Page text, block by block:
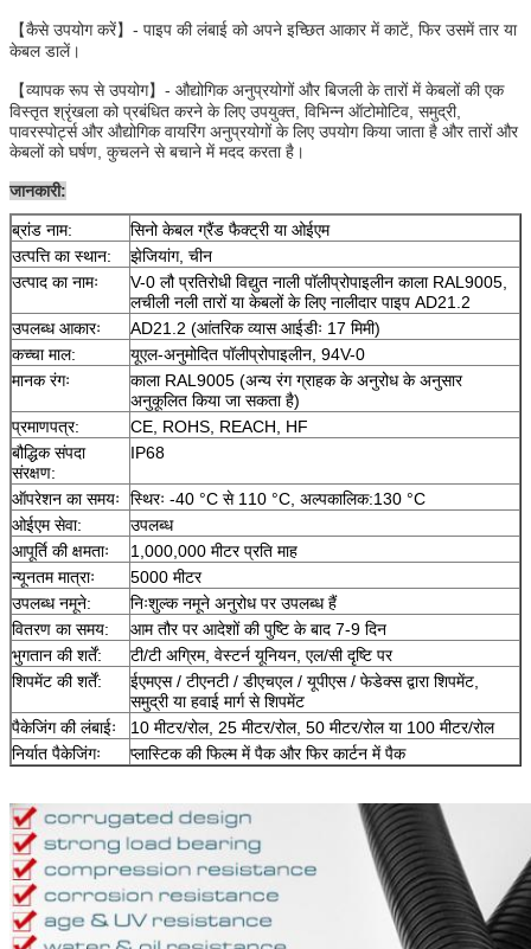
【कैसे उपयोग करें】- पाइप की लंबाई को अपने इच्छित आकार में काटें, फिर उसमें तार या
केबल डालें।
【व्यापक रूप से उपयोग】- औद्योगिक अनुप्रयोगों और बिजली के तारों में केबलों की एक
विस्तृत श्रृंखला को प्रबंधित करने के लिए उपयुक्त, विभिन्न ऑटोमोटिव, समुद्री,
पावरस्पोर्ट्स और औद्योगिक वायरिंग अनुप्रयोगों के लिए उपयोग किया जाता है और तारों और
केबलों को घर्षण, कुचलने से बचाने में मदद करता है।
जानकारी:
ब्रांड नाम:
सिनो केबल ग्रैंड फैक्ट्री या ओईएम
उत्पत्ति का स्थान:
झेजियांग, चीन
उत्पाद का नामः
V-0 लौ प्रतिरोधी विद्युत नाली पॉलीप्रोपाइलीन काला RAL9005,
लचीली नली तारों या केबलों के लिए नालीदार पाइप AD21.2
उपलब्ध आकारः
AD21.2 (आंतरिक व्यास आईडीः 17 मिमी)
कच्चा माल:
यूएल-अनुमोदित पॉलीप्रोपाइलीन, 94V-0
मानक रंगः
काला RAL9005 (अन्य रंग ग्राहक के अनुरोध के अनुसार
अनुकूलित किया जा सकता है)
प्रमाणपत्र:
CE, ROHS, REACH, HF
बौद्धिक संपदा
संरक्षण:
IP68
ऑपरेशन का समयः
स्थिरः -40 °C से 110 °C, अल्पकालिक:130 °C
ओईएम सेवा:
उपलब्ध
आपूर्ति की क्षमताः
1,000,000 मीटर प्रति माह
न्यूनतम मात्राः
5000 मीटर
उपलब्ध नमूने:
निःशुल्क नमूने अनुरोध पर उपलब्ध हैं
वितरण का समय:
आम तौर पर आदेशों की पुष्टि के बाद 7-9 दिन
भुगतान की शर्तें:
टी/टी अग्रिम, वेस्टर्न यूनियन, एल/सी दृष्टि पर
शिपमेंट की शर्तें:
ईएमएस / टीएनटी / डीएचएल / यूपीएस / फेडेक्स द्वारा शिपमेंट,
समुद्री या हवाई मार्ग से शिपमेंट
पैकेजिंग की लंबाईः
10 मीटर/रोल, 25 मीटर/रोल, 50 मीटर/रोल या 100 मीटर/रोल
निर्यात पैकेजिंगः
प्लास्टिक की फिल्म में पैक और फिर कार्टन में पैक